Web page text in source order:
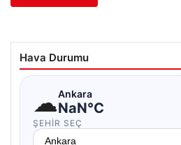
Hava Durumu
☁Ankara
NaN°C
ŞEHIR SEÇ